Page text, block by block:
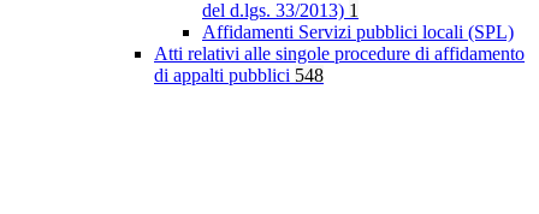
del d.lgs. 33/2013) 1
Affidamenti Servizi pubblici locali (SPL)
Atti relativi alle singole procedure di affidamento
di appalti pubblici 548